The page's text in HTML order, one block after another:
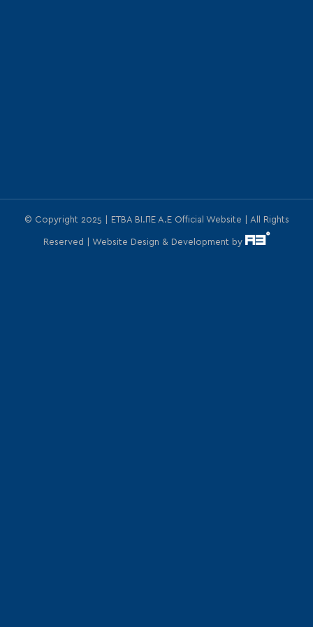
© Copyright 2025 | ΕΤΒΑ ΒΙ.ΠΕ Α.Ε Official Website | All Rights
Reserved | Website Design & Development by